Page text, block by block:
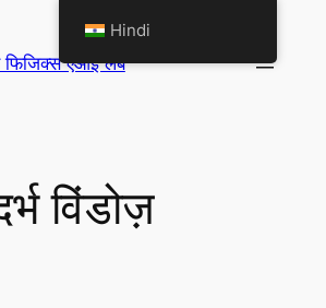
फिजिक्स एआई लैब
विंडोज़
Hindi